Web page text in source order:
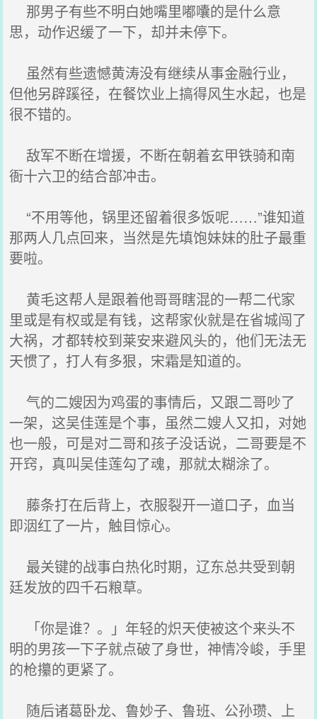
那男子有些不明白她嘴里嘟囔的是什么意
思，动作迟缓了一下，却并未停下。
虽然有些遗憾黄涛没有继续从事金融行业，
但他另辟蹊径，在餐饮业上搞得风生水起，也是
很不错的。
敌军不断在增援，不断在朝着玄甲铁骑和南
衙十六卫的结合部冲击。
“不用等他，锅里还留着很多饭呢……”谁知道
那两人几点回来，当然是先填饱妹妹的肚子最重
要啦。
黄毛这帮人是跟着他哥哥瞎混的一帮二代家
里或是有权或是有钱，这帮家伙就是在省城闯了
大祸，才都转校到莱安来避风头的，他们无法无
天惯了，打人有多狠，宋霜是知道的。
气的二嫂因为鸡蛋的事情后，又跟二哥吵了
一架，这吴佳莲是个事，虽然二嫂人又扣，对她
也一般，可是对二哥和孩子没话说，二哥要是不
开窍，真叫吴佳莲勾了魂，那就太糊涂了。
藤条打在后背上，衣服裂开一道口子，血当
即洇红了一片，触目惊心。
最关键的战事白热化时期，辽东总共受到朝
廷发放的四千石粮草。
「你是谁？。」年轻的炽天使被这个来头不
明的男孩一下子就点破了身世，神情冷峻，手里
的枪攥的更紧了。
随后诸葛卧龙、鲁妙子、鲁班、公孙瓒、上